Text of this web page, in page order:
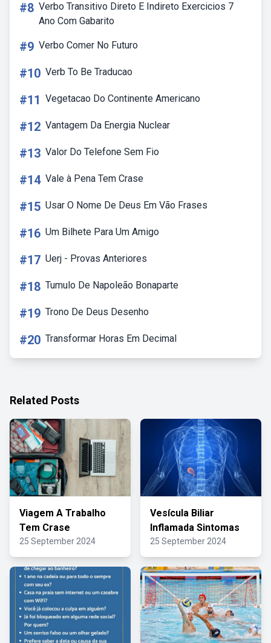
#8 Verbo Transitivo Direto E Indireto Exercicios 7
Ano Com Gabarito
#9 Verbo Comer No Futuro
#10 Verb To Be Traducao
#11 Vegetacao Do Continente Americano
#12 Vantagem Da Energia Nuclear
#13 Valor Do Telefone Sem Fio
#14 Vale à Pena Tem Crase
#15 Usar O Nome De Deus Em Vão Frases
#16 Um Bilhete Para Um Amigo
#17 Uerj - Provas Anteriores
#18 Tumulo De Napoleão Bonaparte
#19 Trono De Deus Desenho
#20 Transformar Horas Em Decimal
Related Posts
Viagem A Trabalho
Tem Crase
25 September 2024
Vesícula Biliar
Inflamada Sintomas
25 September 2024